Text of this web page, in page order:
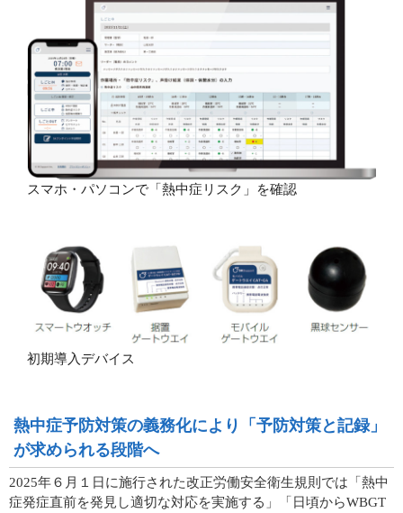
スマホ・パソコンで「熱中症リスク」を確認
初期導入デバイス
熱中症予防対策の義務化により「予防対策と記録」
が求められる段階へ
2025年６月１日に施行された改正労働安全衛生規則では「熱中
症発症直前を発見し適切な対応を実施する」「日頃からWBGT